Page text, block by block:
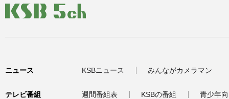
ニュース KSBニュース みんながカメラマン
テレビ番組 週間番組表 KSBの番組 青少年